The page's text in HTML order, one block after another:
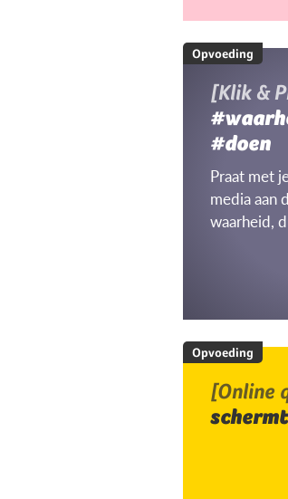
Opvoeding
[Klik &
#doen
Praat met
media aan
waarheid,
Opvoeding
[Online